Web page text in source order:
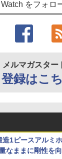
をフォロ
メルマガスター
登録はこ
造1ピースアルミ
なままに剛性を